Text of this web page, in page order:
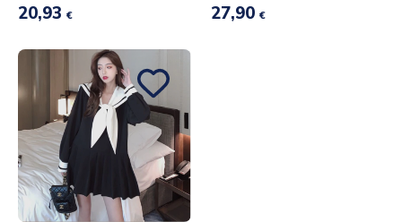
20,93 € 27,90 €